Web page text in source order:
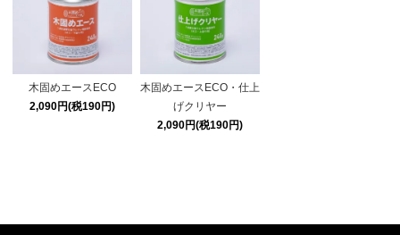
木固めエースECO
2,090円(税190円)
木固めエースECO・仕上
げクリヤー
2,090円(税190円)